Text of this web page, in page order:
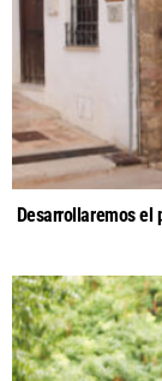
Desarrollaremos